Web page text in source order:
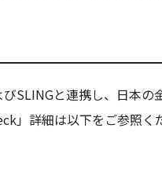
SLINGと連携し、日本
」詳細は以下をご参照く